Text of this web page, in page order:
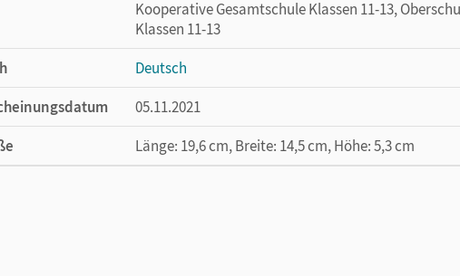
Kooperative Gesamtschule Klassen 11-13,
Klassen 11-13
Deutsch
05.11.2021
Länge: 19,6 cm, Breite: 14,5 cm, Höhe: 5,3 cm